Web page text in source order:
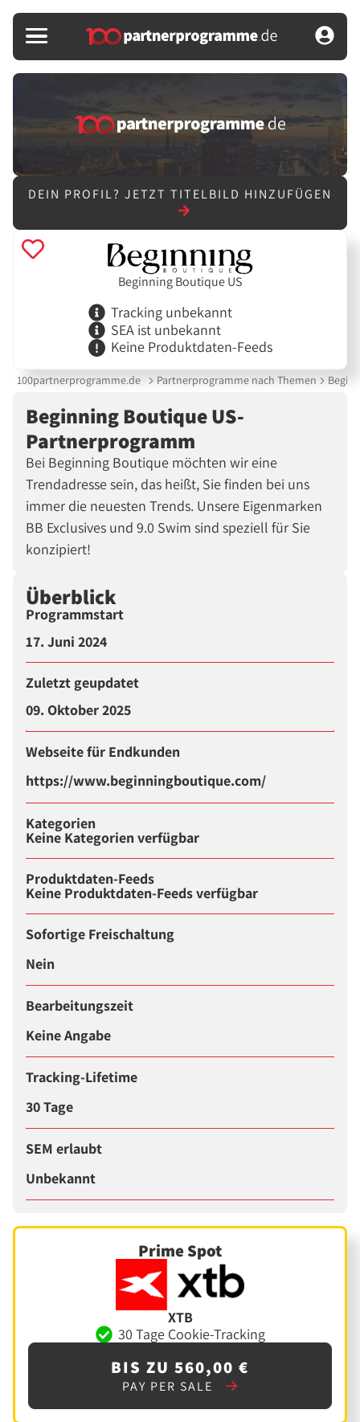
DEIN PROFIL? JETZT TITELBILD HINZUFÜGEN
Beginning Boutique US
Tracking unbekannt
SEA ist unbekannt
Keine Produktdaten-Feeds
100partnerprogramme.de Partnerprogramme nach Themen
Beginning Boutique US-
Partnerprogramm
Bei Beginning Boutique möchten wir eine
Trendadresse sein, das heißt, Sie finden bei uns
immer die neuesten Trends. Unsere Eigenmarken
BB Exclusives und 9.0 Swim sind speziell für Sie
konzipiert!
Überblick
Programmstart
17. Juni 2024
Zuletzt geupdatet
09. Oktober 2025
Webseite für Endkunden
https://www.beginningboutique.com/
Kategorien
Keine Kategorien verfügbar
Produktdaten-Feeds
Keine Produktdaten-Feeds verfügbar
Sofortige Freischaltung
Nein
Bearbeitungszeit
Keine Angabe
Tracking-Lifetime
30 Tage
SEM erlaubt
Unbekannt
Prime Spot
XTB
30 Tage Cookie-Tracking
BIS ZU 560,00 €
PAY PER SALE